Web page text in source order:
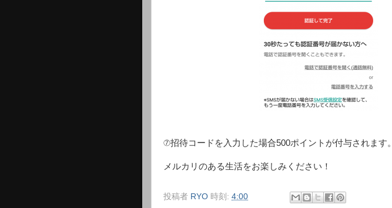
⑦招待コードを入力した場合500ポイントが付与されます。
メルカリのある生活をお楽しみください！
投稿者 RYO 時刻: 4:00